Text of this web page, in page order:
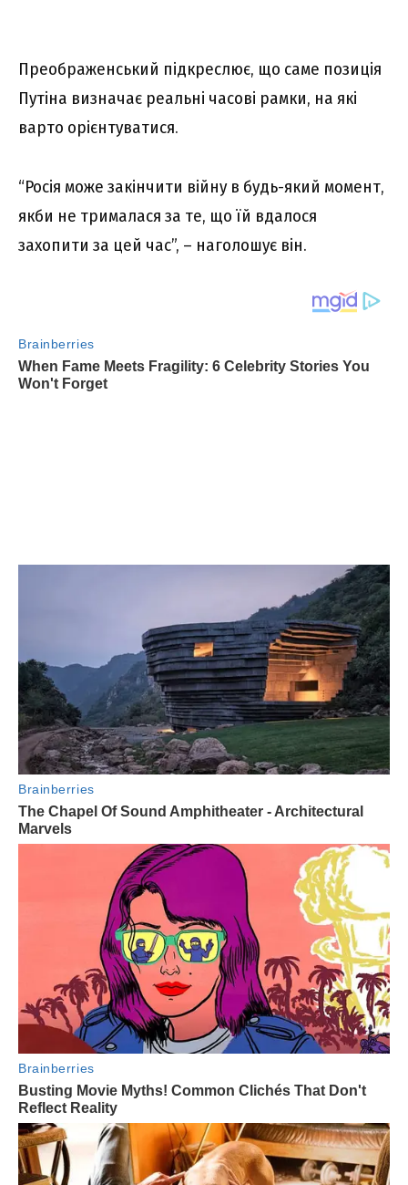
Преображенський підкреслює, що саме позиція
Путіна визначає реальні часові рамки, на які
варто орієнтуватися.
“Росія може закінчити війну в будь-який момент,
якби не трималася за те, що їй вдалося
захопити за цей час”, – наголошує він.